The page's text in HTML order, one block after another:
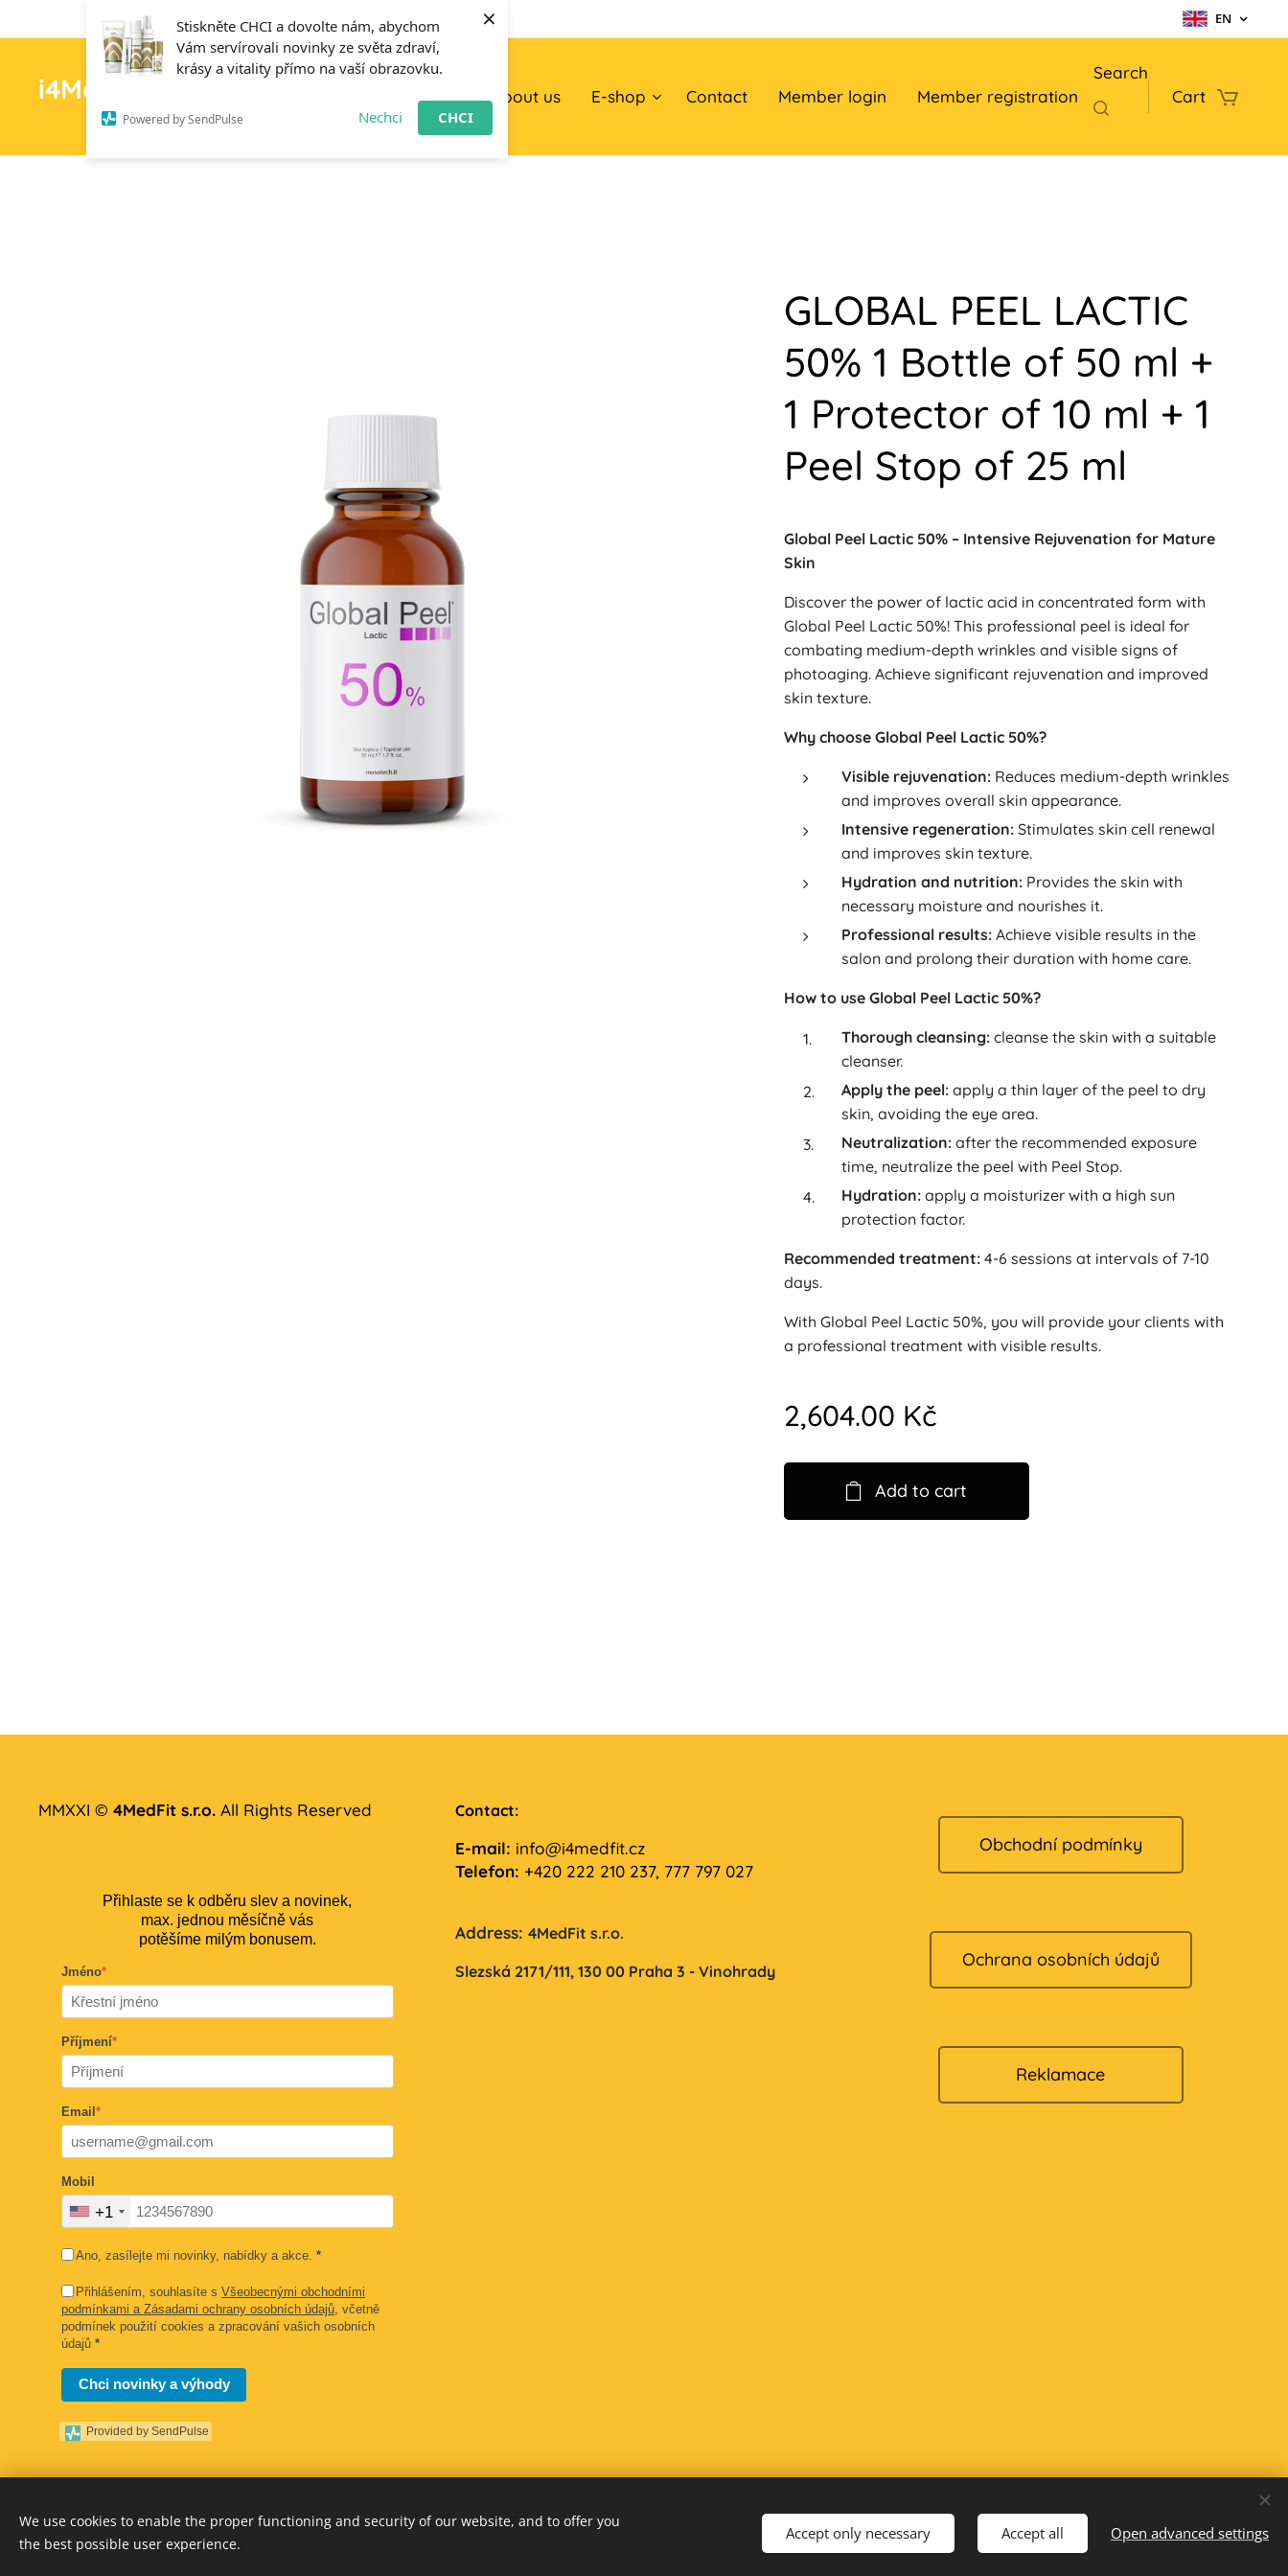
Stiskněte CHCI a dovolte nám, abychom
Vám servírovali novinky ze světa zdraví,
krásy a vitality přímo na vaší obrazovku.
Powered by SendPulse Nechci CHCI
× EN
i4MedFit.cz Home About us E-shop Contact Member login Member registration
Search
Cart
GLOBAL PEEL LACTIC
50% 1 Bottle of 50 ml +
1 Protector of 10 ml + 1
Peel Stop of 25 ml
Global Peel Lactic 50% – Intensive Rejuvenation for Mature
Skin
Discover the power of lactic acid in concentrated form with
Global Peel Lactic 50%! This professional peel is ideal for
combating medium-depth wrinkles and visible signs of
photoaging. Achieve significant rejuvenation and improved
skin texture.
Why choose Global Peel Lactic 50%?
Visible rejuvenation: Reduces medium-depth wrinkles
and improves overall skin appearance.
Intensive regeneration: Stimulates skin cell renewal
and improves skin texture.
Hydration and nutrition: Provides the skin with
necessary moisture and nourishes it.
Professional results: Achieve visible results in the
salon and prolong their duration with home care.
How to use Global Peel Lactic 50%?
Thorough cleansing: cleanse the skin with a suitable
cleanser.
Apply the peel: apply a thin layer of the peel to dry
skin, avoiding the eye area.
Neutralization: after the recommended exposure
time, neutralize the peel with Peel Stop.
Hydration: apply a moisturizer with a high sun
protection factor.
Recommended treatment: 4-6 sessions at intervals of 7-10
days.
With Global Peel Lactic 50%, you will provide your clients with
a professional treatment with visible results.
2,604.00 Kč
Add to cart
MMXXI © 4MedFit s.r.o. All Rights Reserved
Přihlaste se k odběru slev a novinek,
max. jednou měsíčně vás
potěšíme milým bonusem.
Jméno*
Příjmení*
Email *
Mobil
+1
Ano, zasílejte mi novinky, nabídky a akce. *
Přihlášením, souhlasíte s Všeobecnými obchodními
podmínkami a Zásadami ochrany osobních údajů, včetně
podmínek použití cookies a zpracování vašich osobních
údajů *
Chci novinky a výhody
Provided by SendPulse
Contact:
E-mail: info@i4medfit.cz
Telefon: +420 222 210 237, 777 797 027
Address: 4MedFit s.r.o.
Slezská 2171/111, 130 00 Praha 3 - Vinohrady
Obchodní podmínky
Ochrana osobních údajů
Reklamace
Cookies Languages
We use cookies to enable the proper functioning and security of our website, and to offer you
the best possible user experience.
Accept only necessary Accept all Open advanced settings